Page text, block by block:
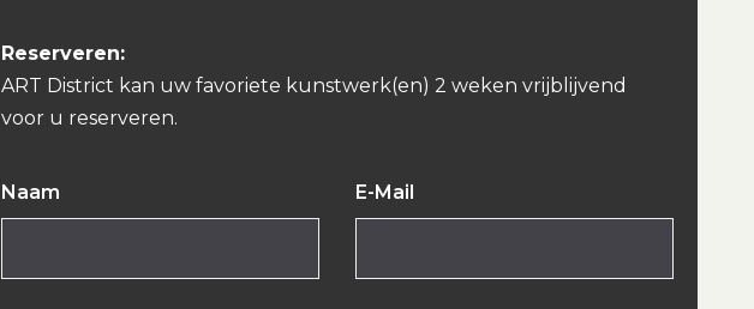
Reserveren:
ART District kan uw favoriete kunstwerk(en) 2 weken vrijblijvend
voor u reserveren.
Naam E-Mail